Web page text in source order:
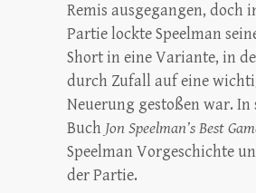
Remis ausgegangen, doch
Partie lockte Speelman
Short in eine Variante, in
durch Zufall auf eine
Neuerung gestoßen war. In
Buch Jon Speelman’s Best
Speelman Vorgeschichte
der Partie.